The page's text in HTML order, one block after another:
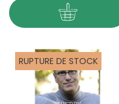
RUPTURE DE STOCK